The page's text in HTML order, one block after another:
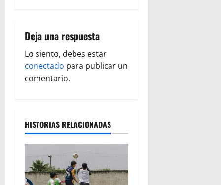
c
i
ó
e
n
Deja una respuesta
Lo siento, debes estar
conectado para publicar un
comentario.
HISTORIAS RELACIONADAS